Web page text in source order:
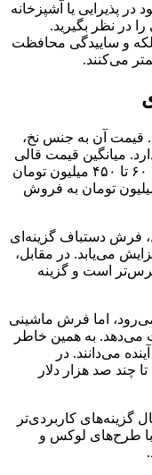
پذیرایی یا آشپزخانه
در نظر بگیرید.
و ساییدگی محافظت
می‌کنند.
قیمت آن به جنس نخ،
میانگین قیمت قالی
و قالیچه از نوع دستباف در سال ۱۴۰۴ بین ۶۰ تا ۴۵۰ میلیون تومان
اما فرش ماشینی با قیمت ۵ تا ۲۰ میلیون تومان به فروش
فرش دستباف گزینه‌ای
می‌یابد. در مقابل،
است و گزینه
اما فرش ماشینی
می‌دهد. به همین خاطر
می‌دانند. در
چند صد هزار دلار
گزینه‌های کاربردی‌تر
طرح‌های لوکس و